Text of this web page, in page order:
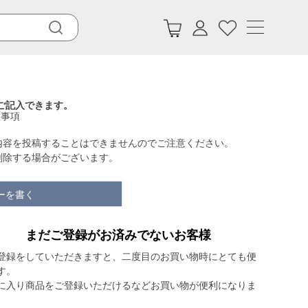
入できます。
項
を投稿することはできませんのでご注意ください。
する場合がございます。
を書く
まだご登録がお済みでないお客様
録をしていただきますと、二度目のお買い物時にとても便
。
入り商品をご登録いただけるなどお買い物が便利になりま